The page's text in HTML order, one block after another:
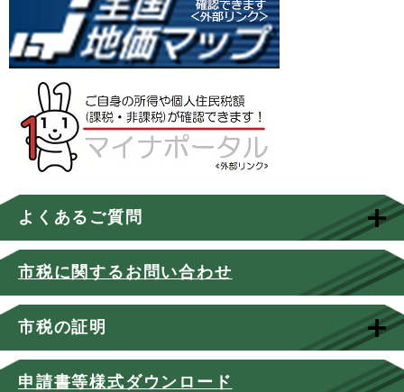
よくあるご質問
市税に関するお問い合わせ
市税の証明
申請書等様式ダウンロード